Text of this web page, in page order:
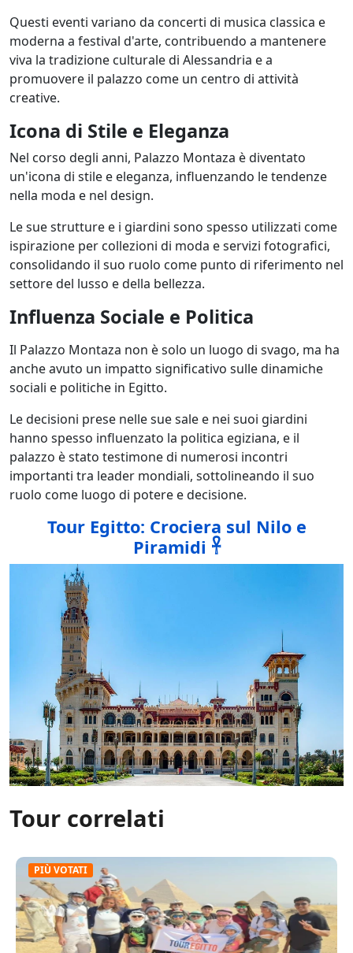
Questi eventi variano da concerti di musica classica e
moderna a festival d'arte, contribuendo a mantenere
viva la tradizione culturale di Alessandria e a
promuovere il palazzo come un centro di attività
creative.
Icona di Stile e Eleganza
Nel corso degli anni, Palazzo Montaza è diventato
un'icona di stile e eleganza, influenzando le tendenze
nella moda e nel design.
Le sue strutture e i giardini sono spesso utilizzati come
ispirazione per collezioni di moda e servizi fotografici,
consolidando il suo ruolo come punto di riferimento nel
settore del lusso e della bellezza.
Influenza Sociale e Politica
Il Palazzo Montaza non è solo un luogo di svago, ma ha
anche avuto un impatto significativo sulle dinamiche
sociali e politiche in Egitto.
Le decisioni prese nelle sue sale e nei suoi giardini
hanno spesso influenzato la politica egiziana, e il
palazzo è stato testimone di numerosi incontri
importanti tra leader mondiali, sottolineando il suo
ruolo come luogo di potere e decisione.
Tour Egitto: Crociera sul Nilo e
Piramidi 𓋹
Tour correlati
PIÙ VOTATI